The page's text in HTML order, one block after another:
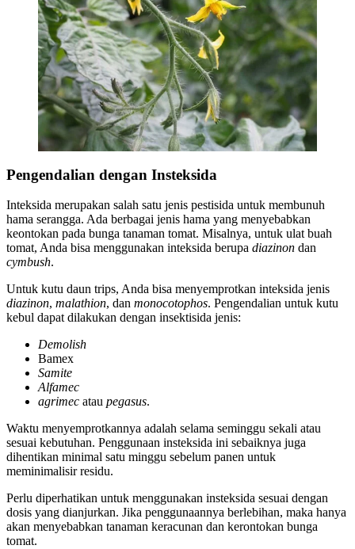
Pengendalian dengan Insteksida
Inteksida merupakan salah satu jenis pestisida untuk membunuh
hama serangga. Ada berbagai jenis hama yang menyebabkan
keontokan pada bunga tanaman tomat. Misalnya, untuk ulat buah
tomat, Anda bisa menggunakan inteksida berupa diazinon dan
cymbush.
Untuk kutu daun trips, Anda bisa menyemprotkan inteksida jenis
diazinon, malathion, dan monocotophos. Pengendalian untuk kutu
kebul dapat dilakukan dengan insektisida jenis:
Demolish
Bamex
Samite
Alfamec
agrimec atau pegasus.
Waktu menyemprotkannya adalah selama seminggu sekali atau
sesuai kebutuhan. Penggunaan insteksida ini sebaiknya juga
dihentikan minimal satu minggu sebelum panen untuk
meminimalisir residu.
Perlu diperhatikan untuk menggunakan insteksida sesuai dengan
dosis yang dianjurkan. Jika penggunaannya berlebihan, maka hanya
akan menyebabkan tanaman keracunan dan kerontokan bunga
tomat.